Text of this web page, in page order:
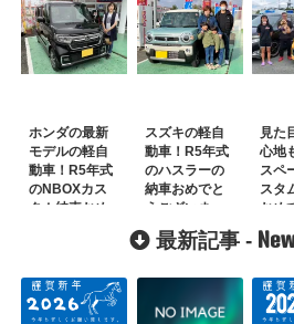
ホンダの最新
モデルの軽自
動車！R5年式
のNBOXカス
タム納車おめ
スズキの軽自
動車！R5年式
のハスラーの
納車おめでと
うございま
す！
見た
心地
スペ
スタ
おめ
ざい
最新記事 -